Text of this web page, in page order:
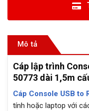
Mô tả
Cáp lập trình
50773 dài 1,5m
Cáp Console USB to
tính hoặc laptop với